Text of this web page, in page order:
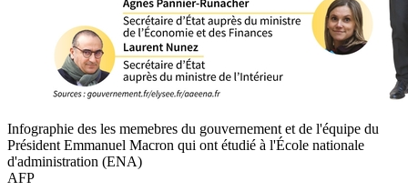
Infographie des les memebres du gouvernement et de l'équipe du
Président Emmanuel Macron qui ont étudié à l'École nationale
d'administration (ENA)
AFP